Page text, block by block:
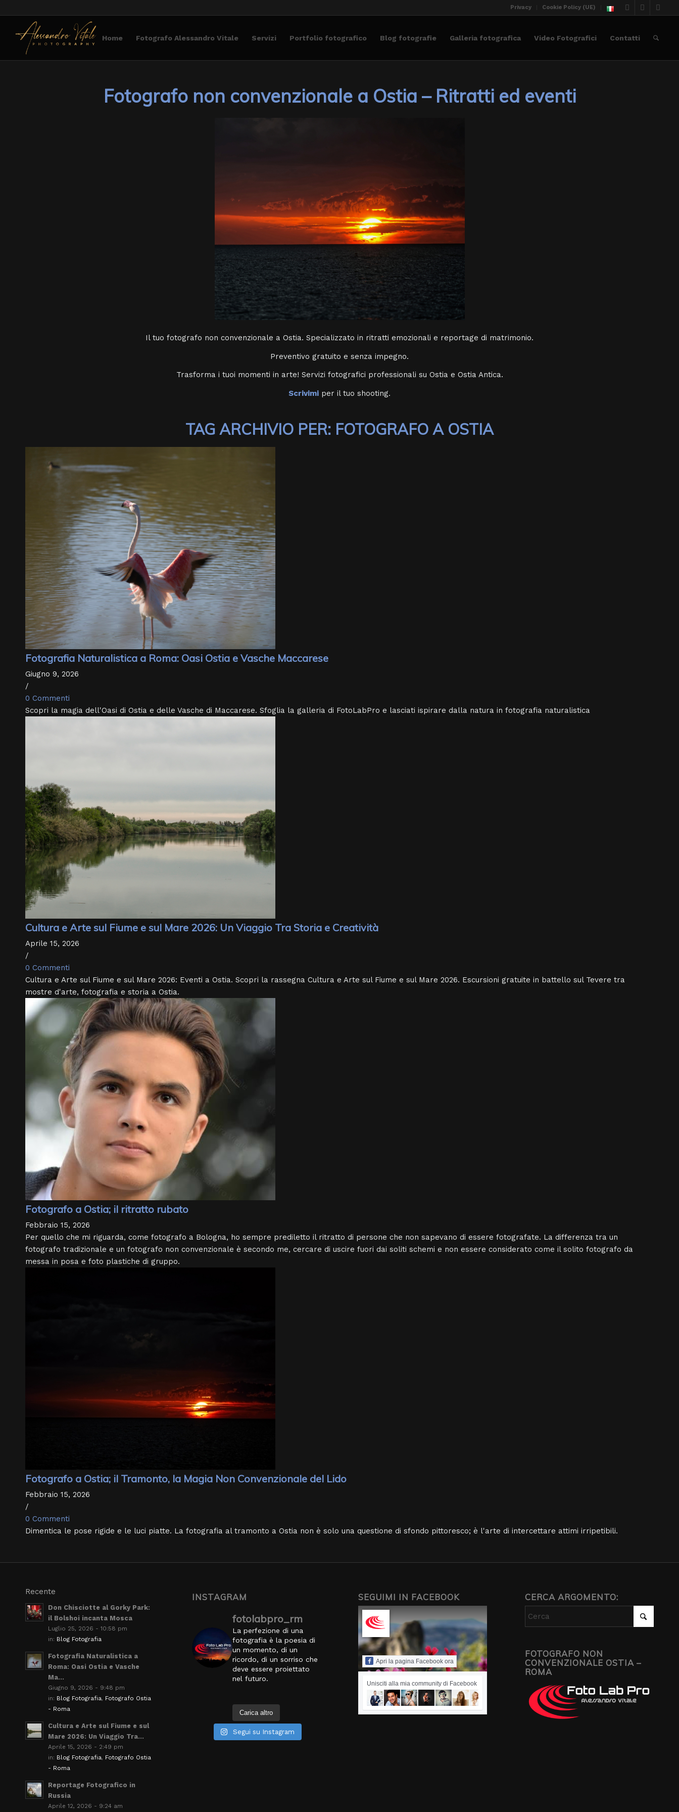
Privacy Cookie Policy (UE)
Home Fotografo Alessandro Vitale Servizi Portfolio fotografico Blog fotografie Galleria fotografica Video Fotografici Contatti
Fotografo non convenzionale a Ostia – Ritratti ed eventi
Il tuo fotografo non convenzionale a Ostia. Specializzato in ritratti emozionali e reportage di matrimonio.
Preventivo gratuito e senza impegno.
Trasforma i tuoi momenti in arte! Servizi fotografici professionali su Ostia e Ostia Antica.
Scrivimi per il tuo shooting.
TAG ARCHIVIO PER: FOTOGRAFO A OSTIA
Fotografia Naturalistica a Roma: Oasi Ostia e Vasche Maccarese
Giugno 9, 2026
/
0 Commenti
Scopri la magia dell'Oasi di Ostia e delle Vasche di Maccarese. Sfoglia la galleria di FotoLabPro e lasciati ispirare dalla natura in fotografia naturalistica
Cultura e Arte sul Fiume e sul Mare 2026: Un Viaggio Tra Storia e Creatività
Aprile 15, 2026
/
0 Commenti
Cultura e Arte sul Fiume e sul Mare 2026: Eventi a Ostia. Scopri la rassegna Cultura e Arte sul Fiume e sul Mare 2026. Escursioni gratuite in battello sul Tevere tra
mostre d'arte, fotografia e storia a Ostia.
Fotografo a Ostia; il ritratto rubato
Febbraio 15, 2026
Per quello che mi riguarda, come fotografo a Bologna, ho sempre prediletto il ritratto di persone che non sapevano di essere fotografate. La differenza tra un
fotografo tradizionale e un fotografo non convenzionale è secondo me, cercare di uscire fuori dai soliti schemi e non essere considerato come il solito fotografo da
messa in posa e foto plastiche di gruppo.
Fotografo a Ostia; il Tramonto, la Magia Non Convenzionale del Lido
Febbraio 15, 2026
/
0 Commenti
Dimentica le pose rigide e le luci piatte. La fotografia al tramonto a Ostia non è solo una questione di sfondo pittoresco; è l'arte di intercettare attimi irripetibili.
Recente
Don Chisciotte al Gorky Park:
il Bolshoi incanta Mosca
Luglio 25, 2026 - 10:58 pm
in: Blog Fotografia
Fotografia Naturalistica a
Roma: Oasi Ostia e Vasche
Ma...
Giugno 9, 2026 - 9:48 pm
in: Blog Fotografia, Fotografo Ostia
- Roma
Cultura e Arte sul Fiume e sul
Mare 2026: Un Viaggio Tra...
Aprile 15, 2026 - 2:49 pm
in: Blog Fotografia, Fotografo Ostia
- Roma
Reportage Fotografico in
Russia
Aprile 12, 2026 - 9:24 am
INSTAGRAM
fotolabpro_rm
La perfezione di una
fotografia è la poesia di
un momento, di un
ricordo, di un sorriso che
deve essere proiettato
nel futuro.
Carica altro
Segui su Instagram
SEGUIMI IN FACEBOOK
Apri la pagina Facebook ora
Unisciti alla mia community di Facebook
CERCA ARGOMENTO:
FOTOGRAFO NON
CONVENZIONALE OSTIA –
ROMA